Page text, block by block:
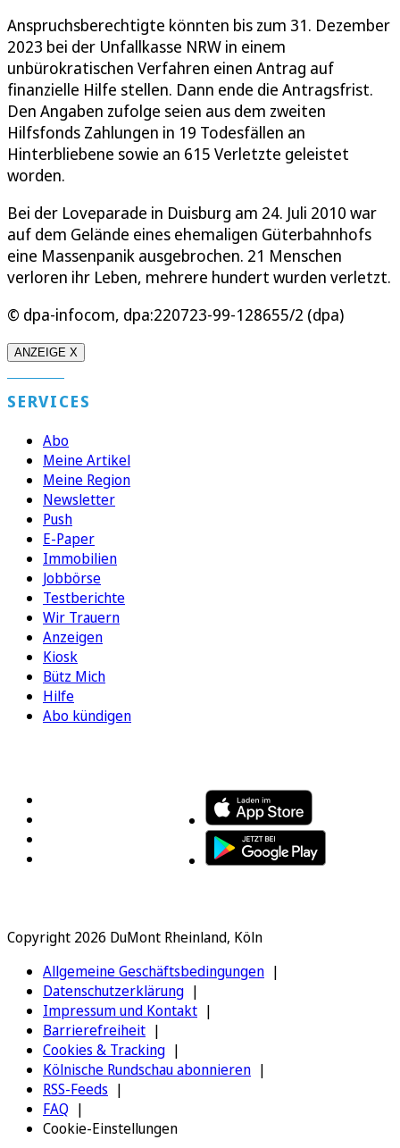
Anspruchsberechtigte könnten bis zum 31. Dezember
2023 bei der Unfallkasse NRW in einem
unbürokratischen Verfahren einen Antrag auf
finanzielle Hilfe stellen. Dann ende die Antragsfrist.
Den Angaben zufolge seien aus dem zweiten
Hilfsfonds Zahlungen in 19 Todesfällen an
Hinterbliebene sowie an 615 Verletzte geleistet
worden.
Bei der Loveparade in Duisburg am 24. Juli 2010 war
auf dem Gelände eines ehemaligen Güterbahnhofs
eine Massenpanik ausgebrochen. 21 Menschen
verloren ihr Leben, mehrere hundert wurden verletzt.
© dpa-infocom, dpa:220723-99-128655/2 (dpa)
ANZEIGE X
SERVICES
Abo
Meine Artikel
Meine Region
Newsletter
Push
E-Paper
Immobilien
Jobbörse
Testberichte
Wir Trauern
Anzeigen
Kiosk
Bütz Mich
Hilfe
Abo kündigen
Copyright 2026 DuMont Rheinland, Köln
Allgemeine Geschäftsbedingungen
Datenschutzerklärung
Impressum und Kontakt
Barrierefreiheit
Cookies & Tracking
Kölnische Rundschau abonnieren
RSS-Feeds
FAQ
Cookie-Einstellungen